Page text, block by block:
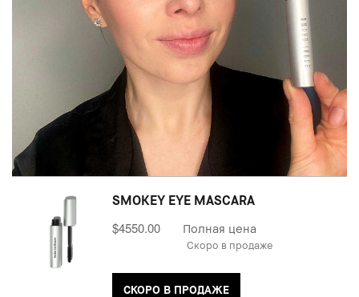
SMOKEY EYE MASCARA
$4550.00 Полная цена
Скоро в продаже
СКОРО В ПРОДАЖЕ